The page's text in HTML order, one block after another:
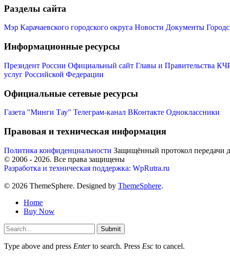
Разделы сайта
Мэр Карачаевского городского округа Новости Документы
Информационные ресурсы
Президент России Официальный сайт Главы и Правительства
услуг Российской Федерации
Официальные сетевые ресурсы
Газета "Минги Тау" Телеграм-канал ВКонтакте Одноклассники
Правовая и техническая информация
Политика конфиденциальности Защищённый протокол передачи
© 2006 - 2026. Все права защищены
Разработка и техническая поддержка: WpRutra.ru
© 2026 ThemeSphere. Designed by ThemeSphere.
Home
Buy Now
Submit
Type above and press Enterto search. Press Esc to cancel.